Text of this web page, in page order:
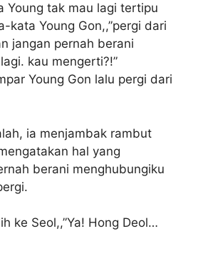
Young tak mau lagi tertipu
kata Young Gon,,”pergi dari
jangan pernah berani
kau mengerti?!”
Young Gon lalu pergi dari
ia menjambak rambut
hal yang
berani menghubungiku
ke Seol,,”Ya! Hong Deol…